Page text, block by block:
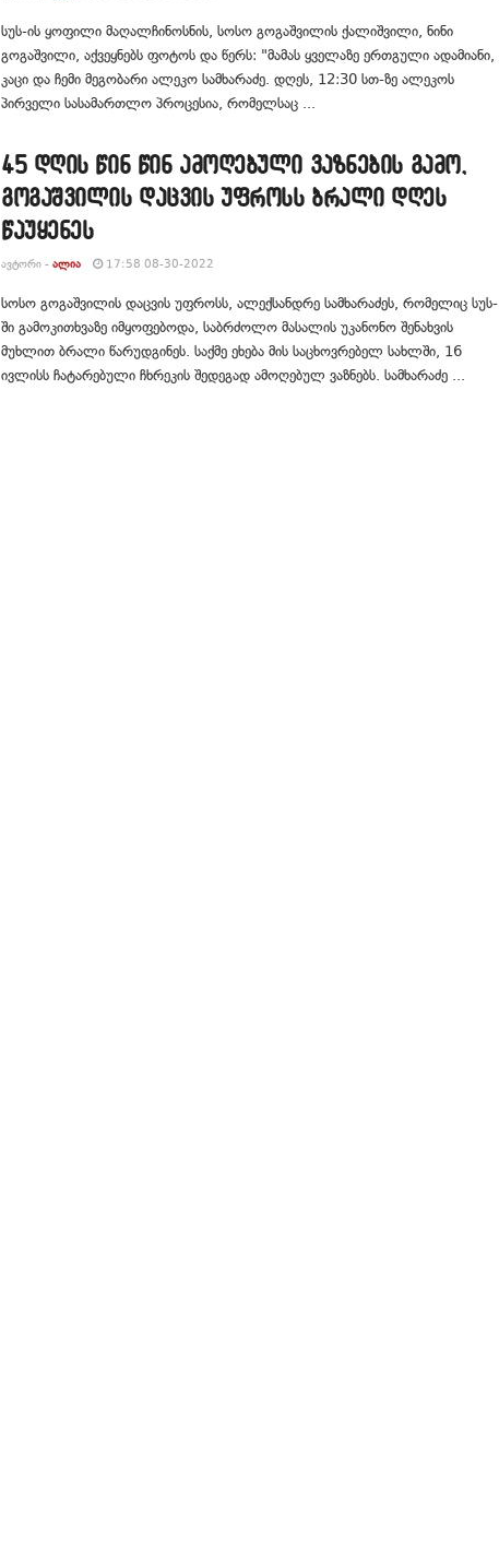
სუს-ის ყოფილი მაღალჩინოსნის, სოსო გოგაშვილის ქალიშვილი, ნინი
გოგაშვილი, აქვეყნებს ფოტოს და წერს: "მამას ყველაზე ერთგული ადამიანი,
კაცი და ჩემი მეგობარი ალეკო სამხარაძე. დღეს, 12:30 სთ-ზე ალეკოს
პირველი სასამართლო პროცესია, რომელსაც ...
45 დღის წინ წინ ამოღებული ვაზნების გამო,
გოგაშვილის დაცვის უფროსს ბრალი დღეს
წაუყენეს
ᲐᲕᲢᲝᲠᲘ - ᲐᲚᲘᲐ 17:58 08-30-2022
სოსო გოგაშვილის დაცვის უფროსს, ალექსანდრე სამხარაძეს, რომელიც სუს-
ში გამოკითხვაზე იმყოფებოდა, საბრძოლო მასალის უკანონო შენახვის
მუხლით ბრალი წარუდგინეს. საქმე ეხება მის საცხოვრებელ სახლში, 16
ივლისს ჩატარებული ჩხრეკის შედეგად ამოღებულ ვაზნებს. სამხარაძე ...